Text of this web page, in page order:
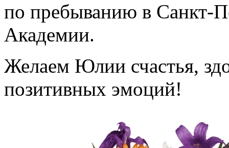
по пребыванию в Санкт-
Академии.
Желаем Юлии счастья,
позитивных эмоций!